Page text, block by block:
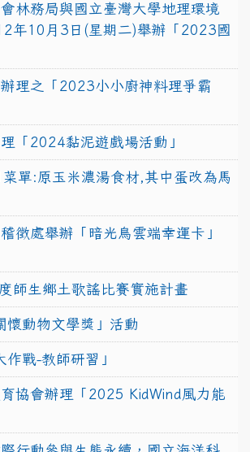
林務局與國立臺灣大學地理環境
年10月3日(星期二)舉辦「2023國
理之「2023小小廚神料理爭霸
「2024黏泥遊戲場活動」
單:原玉米濃湯食材,其中蛋改為馬
徵處舉辦「暗光鳥雲端幸運卡」
師生鄉土歌謠比賽實施計畫
懷動物文學獎」活動
作戰-教師研習」
協會辦理「2025 KidWind風力能